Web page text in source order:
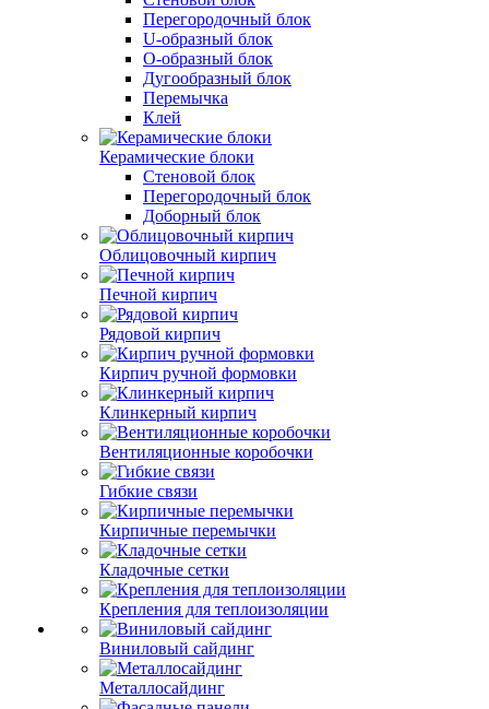
Перегородочный блок
U-образный блок
О-образный блок
Дугообразный блок
Перемычка
Клей
Керамические блоки
Стеновой блок
Перегородочный блок
Доборный блок
Облицовочный кирпич
Печной кирпич
Рядовой кирпич
Кирпич ручной формовки
Клинкерный кирпич
Вентиляционные коробочки
Гибкие связи
Кирпичные перемычки
Кладочные сетки
Крепления для теплоизоляции
Виниловый сайдинг
Металлосайдинг